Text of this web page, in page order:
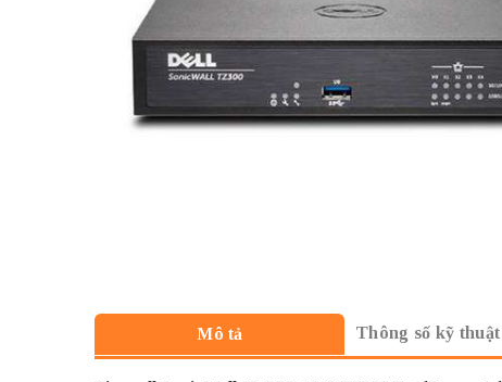
Mô tả Thông số kỹ thuật